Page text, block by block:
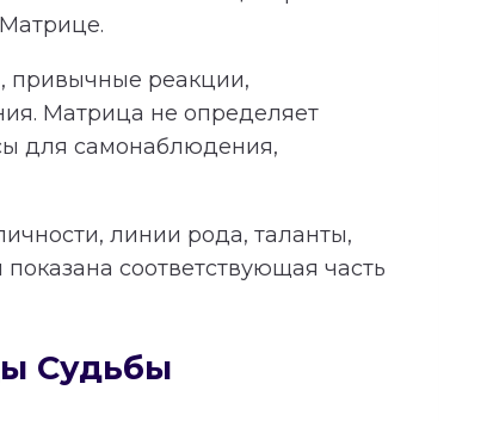
привычные реакции,
Матрица не определяет
для самонаблюдения,
линии рода, таланты,
соответствующая часть
Судьбы